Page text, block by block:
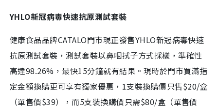
YHLO新冠病毒快速抗原測試套裝
健康食品品牌CATALO門市現正發售YHLO新冠病毒快速
抗原測試套裝，測試套裝以鼻咽拭子方式採樣，準確性
高達98.26%，最快15分鐘就有結果。現時於門市買滿指
定金額換購更可享有獨家優惠，1支裝換購價只售$20/盒
（單售價$39），而5支裝換購價只需$80/盒（單售價